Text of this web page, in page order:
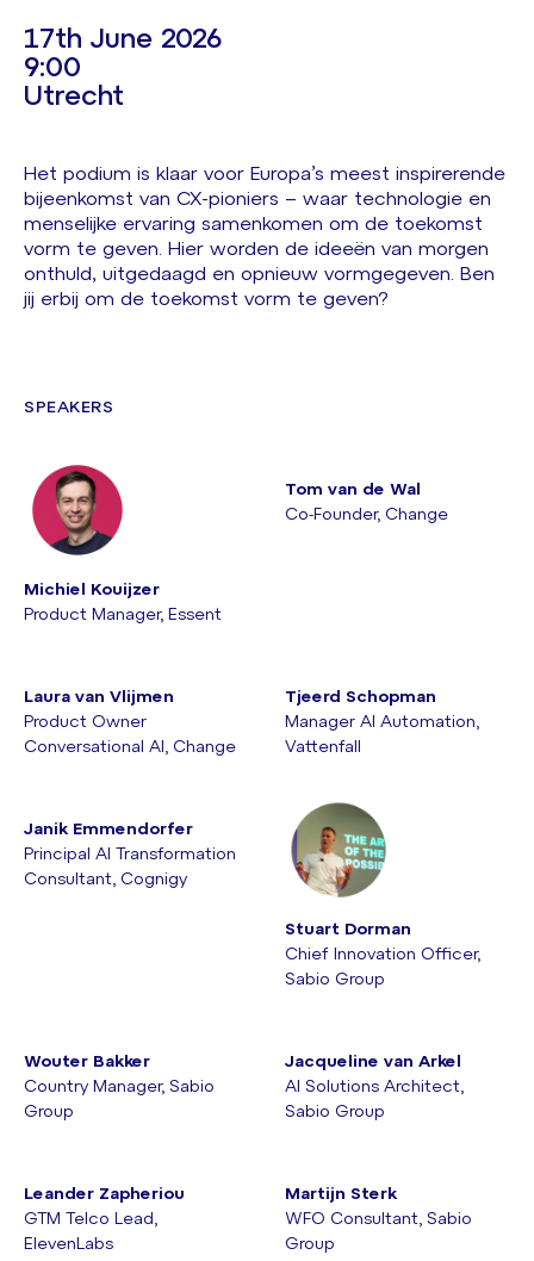
17th June 2026
9:00
Utrecht
Het podium is klaar voor Europa’s meest inspirerende
bijeenkomst van CX-pioniers – waar technologie en
menselijke ervaring samenkomen om de toekomst
vorm te geven. Hier worden de ideeën van morgen
onthuld, uitgedaagd en opnieuw vormgegeven. Ben
jij erbij om de toekomst vorm te geven?
SPEAKERS
Michiel Kouijzer
Product Manager, Essent
Tom van de Wal
Co-Founder, Change
Laura van Vlijmen
Product Owner
Conversational AI, Change
Tjeerd Schopman
Manager AI Automation,
Vattenfall
Janik Emmendorfer
Principal AI Transformation
Consultant, Cognigy
Stuart Dorman
Chief Innovation Officer,
Sabio Group
Wouter Bakker
Country Manager, Sabio
Group
Jacqueline van Arkel
AI Solutions Architect,
Sabio Group
Leander Zapheriou
GTM Telco Lead,
ElevenLabs
Martijn Sterk
WFO Consultant, Sabio
Group